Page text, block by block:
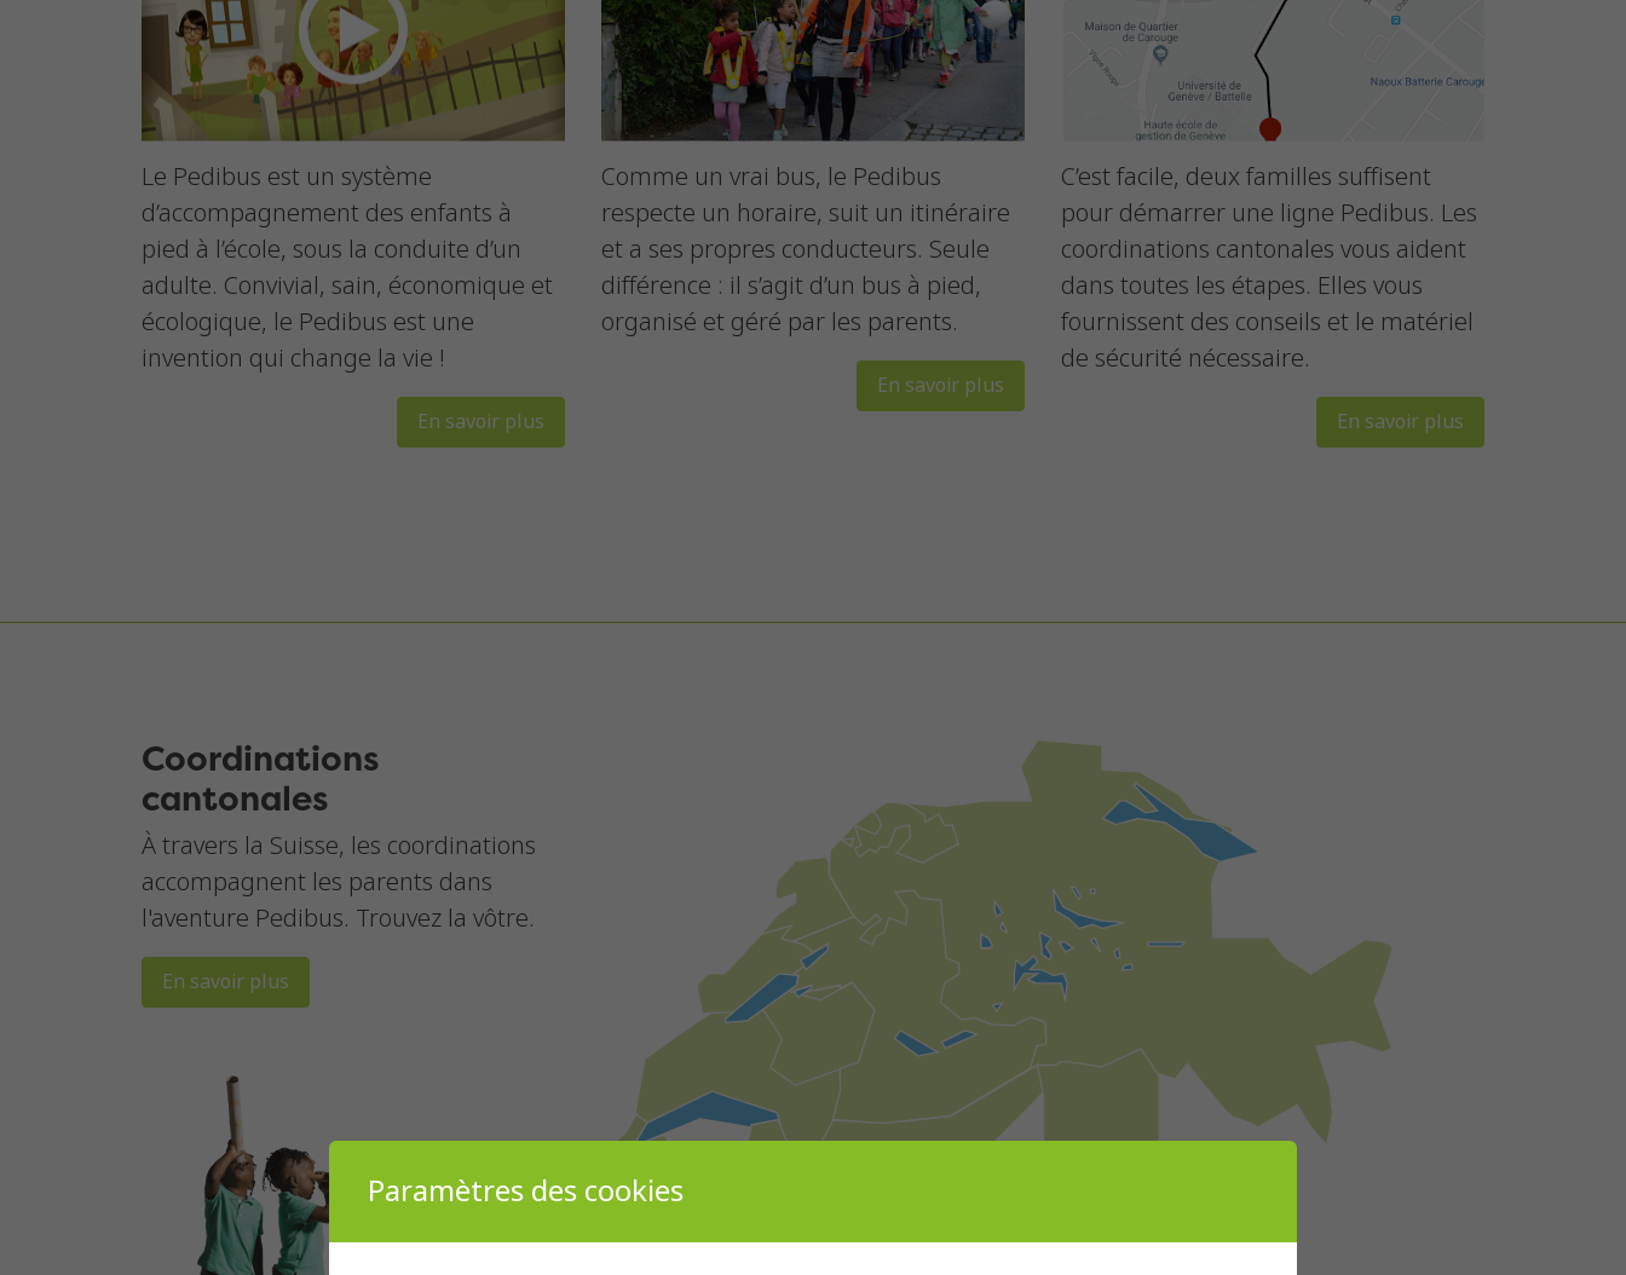
Le Pedibus est un système
d’accompagnement des enfants à
pied à l’école, sous la conduite d’un
adulte. Convivial, sain, économique et
écologique, le Pedibus est une
invention qui change la vie !
En savoir plus
Comme un vrai bus, le Pedibus
respecte un horaire, suit un itinéraire
et a ses propres conducteurs. Seule
différence : il s’agit d’un bus à pied,
organisé et géré par les parents.
En savoir plus
C’est facile, deux familles suffisent
pour démarrer une ligne Pedibus. Les
coordinations cantonales vous aident
dans toutes les étapes. Elles vous
fournissent des conseils et le matériel
de sécurité nécessaire.
En savoir plus
Coordinations
cantonales
À travers la Suisse, les coordinations
accompagnent les parents dans
l'aventure Pedibus. Trouvez la vôtre.
En savoir plus
Paramètres des cookies